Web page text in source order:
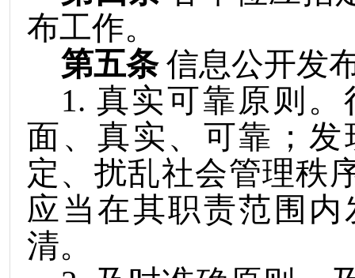
布工作。
第五条 信息公开发
1. 真实可靠原则
面、真实、可靠；
定、扰乱社会管理秩
应当在其职责范围
清。